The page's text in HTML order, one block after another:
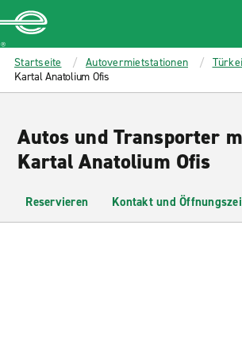
MAIN
CONTENT
Enterprise
Startseite Autovermietstationen
Türkei
Kartal Anatolium Ofis
Autos und Transporter
Kartal Anatolium Ofis
Reservieren Kontakt und